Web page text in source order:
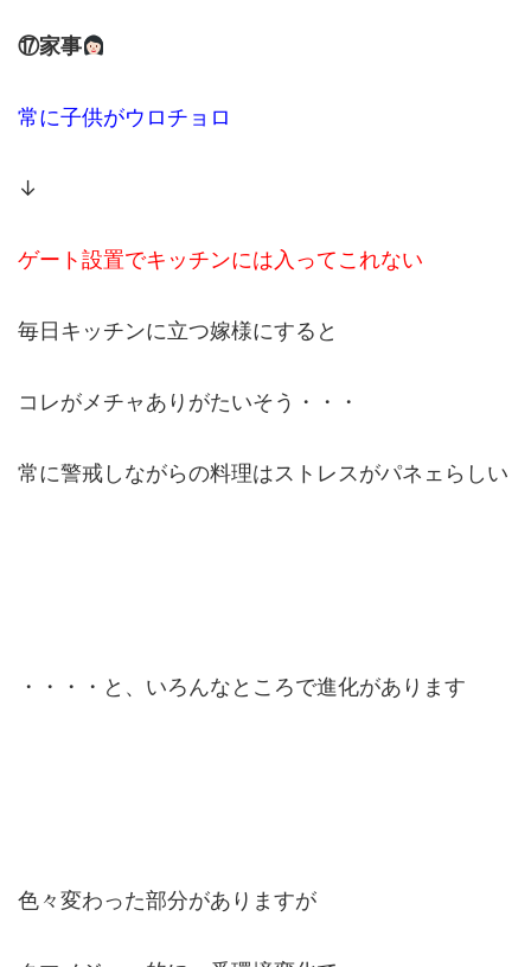
⑰家事
常に子供がウロチョロ
↓
ゲート設置でキッチンには入ってこれない
毎日キッチンに立つ嫁様にすると
コレがメチャありがたいそう・・・
常に警戒しながらの料理はストレスがパネェらしい
・・・・と、いろんなところで進化があります
色々変わった部分がありますが